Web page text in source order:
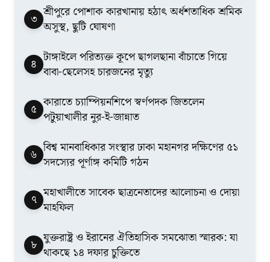
৩ শ্রীপুরে পোশাক কারখানায় হঠাৎ অর্ধশতাধিক শ্রমিক
অসুস্থ, ছুটি ঘোষণা
৪ টাঙ্গাইলে পরিত্যক্ত কূপে ছাগলছানা বাঁচাতে গিয়ে
বাবা-ছেলেসহ চারজনের মৃত্যু
৫ কারাতে চ্যাম্পিয়নশিপে স্বর্ণপদক জিতলেন
পটুয়াখালীর নুর-ই-জান্নাত
৬ বিশ্ব মানবাধিকার সংস্থার ঢাকা মহানগর দক্ষিণের ৫১
সদস্যের পূর্ণাঙ্গ কমিটি গঠন
৭ মহাখালীতে সাবেক ছাত্রনেতাদের আলোচনা ও দোয়া
মাহফিল
৮ যুক্তরাষ্ট্র ও ইরানের ঐতিহাসিক সমঝোতা স্মারক: যা
থাকছে ১৪ দফার চুক্তিতে